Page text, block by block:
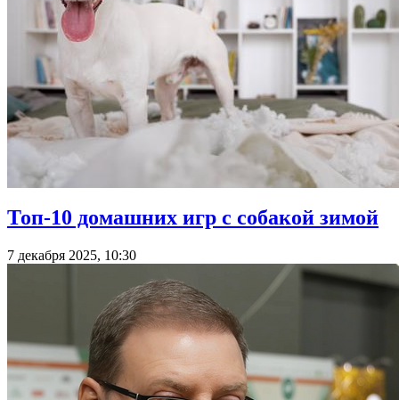
Топ-10 домашних игр с собакой зимой
7 декабря 2025, 10:30